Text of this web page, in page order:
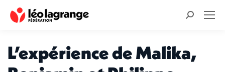
Recherche
L’expérience de Malika,